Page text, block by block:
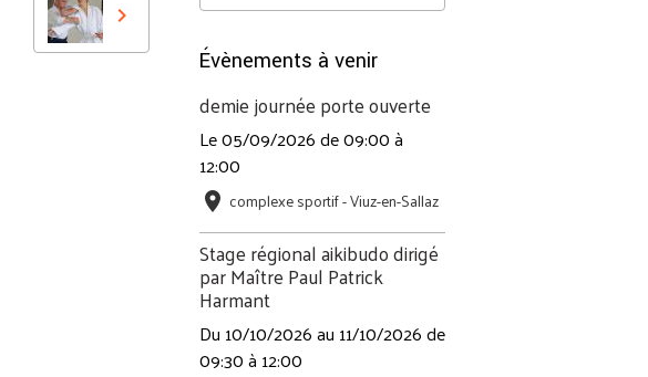
Évènements à venir
demie journée porte ouverte
Le 05/09/2026de 09:00à
12:00
complexe sportif - Viuz-en-Sallaz
Stage régional aikibudo dirigé
par Maître Paul Patrick
Harmant
Du 10/10/2026au 11/10/2026de
09:30à 12:00